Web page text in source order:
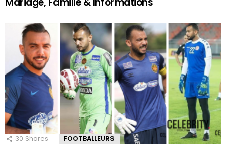
30 Shares FOOTBALLEURS